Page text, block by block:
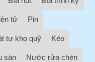
tử Pin
tư kho quỹ Kéo
sàn Nước rửa chén